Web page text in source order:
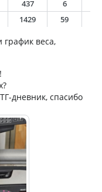
437 6
1429 59
веса,
дневник, спасибо